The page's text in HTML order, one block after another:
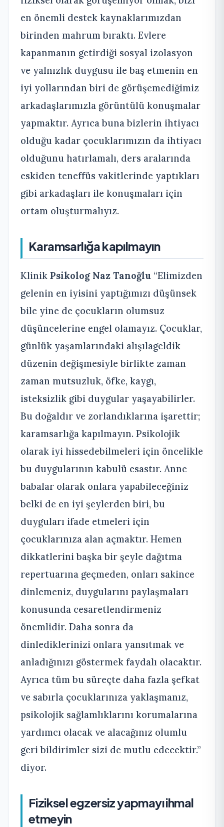
en önemli destek kaynaklarımızdan
birinden mahrum bıraktı. Evlere
kapanmanın getirdiği sosyal izolasyon
ve yalnızlık duygusu ile baş etmenin en
iyi yollarından biri de görüşemediğimiz
arkadaşlarımızla görüntülü konuşmalar
yapmaktır. Ayrıca buna bizlerin ihtiyacı
olduğu kadar çocuklarımızın da ihtiyacı
olduğunu hatırlamalı, ders aralarında
eskiden teneffüs vakitlerinde yaptıkları
gibi arkadaşları ile konuşmaları için
ortam oluşturmalıyız.
Karamsarlığa kapılmayın
Klinik Psikolog Naz Tanoğlu “Elimizden
gelenin en iyisini yaptığımızı düşünsek
bile yine de çocukların olumsuz
düşüncelerine engel olamayız. Çocuklar,
günlük yaşamlarındaki alışılageldik
düzenin değişmesiyle birlikte zaman
zaman mutsuzluk, öfke, kaygı,
isteksizlik gibi duygular yaşayabilirler.
Bu doğaldır ve zorlandıklarına işarettir;
karamsarlığa kapılmayın. Psikolojik
olarak iyi hissedebilmeleri için öncelikle
bu duygularının kabulü esastır. Anne
babalar olarak onlara yapabileceğiniz
belki de en iyi şeylerden biri, bu
duyguları ifade etmeleri için
çocuklarınıza alan açmaktır. Hemen
dikkatlerini başka bir şeyle dağıtma
repertuarına geçmeden, onları sakince
dinlemeniz, duygularını paylaşmaları
konusunda cesaretlendirmeniz
önemlidir. Daha sonra da
dinlediklerinizi onlara yansıtmak ve
anladığınızı göstermek faydalı olacaktır.
Ayrıca tüm bu süreçte daha fazla şefkat
ve sabırla çocuklarınıza yaklaşmanız,
psikolojik sağlamlıklarını korumalarına
yardımcı olacak ve alacağınız olumlu
geri bildirimler sizi de mutlu edecektir.”
diyor.
Fiziksel egzersiz yapmayı ihmal
etmeyin